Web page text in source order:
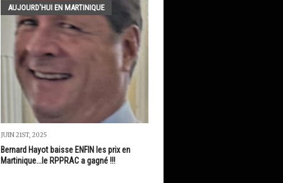
AUJOURD'HUI EN MARTINIQUE
JUIN 21ST, 2025
Bernard Hayot baisse ENFIN les prix en
Martinique...le RPPRAC a gagné !!!